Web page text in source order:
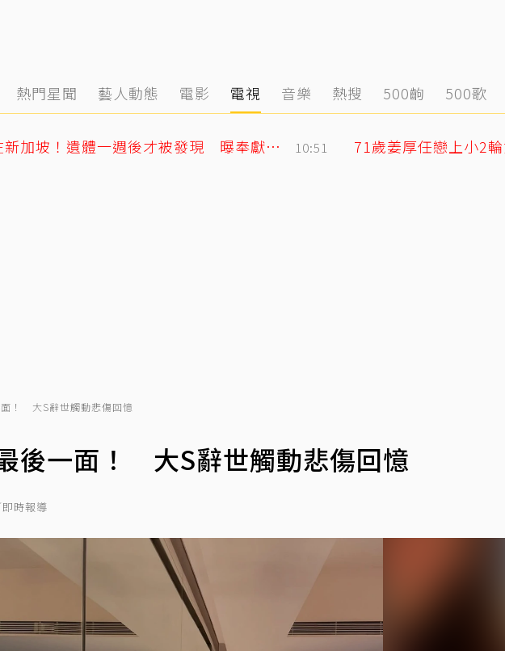
熱門星聞 藝人動態 電影 電視 音樂 熱搜 500齣 500歌
黃明志二舅孤身死在新加坡！遺體一週後才被發現 曝奉獻異鄉40年人生 10:51
！ 大S辭世觸動悲傷回憶
後一面！ 大S辭世觸動悲傷回憶
時報導